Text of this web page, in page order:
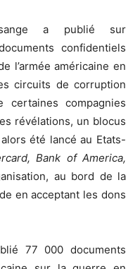
a publié sur
confidentiels
l’armée américaine en
circuits de corruption
compagnies
révélations, un blocus
été lancé au Etats-
Bank of America,
au bord de la
en acceptant les dons
77 000 documents